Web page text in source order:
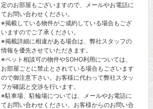
定のお部屋もございますので、メールやお電話に
てお問い合わせください。
※掲載している物件がご成約している場合もござ
いますのでご了承ください。
※掲載詳細に相違がある場合は、弊社スタッフの
情報を優先させていただきます。
※ペット相談可の物件やSOHO利用については、
お部屋ごとに禁止とされている場合もございます
ので御注意下さい。お客様に代わって弊社スタッ
フが確認と交渉を行います。
※駐車場、駐輪場については、メールやお電話に
てお問い合わせください。お客様からのお問い合